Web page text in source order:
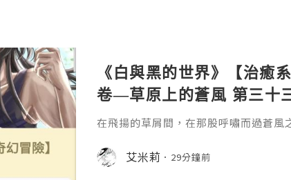
《白與黑的世界》【治癒
卷—草原上的蒼風 第三
在飛揚的草屑間，在那股呼嘯而過蒼風
艾米莉 29分鐘前